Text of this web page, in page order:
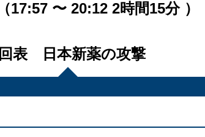
17:57 〜 20:12 2時間15分 ）
表 日本新薬の攻撃